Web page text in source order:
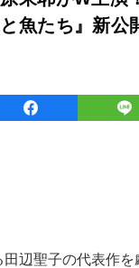
と魚たち』新公
辺聖子の代表作を